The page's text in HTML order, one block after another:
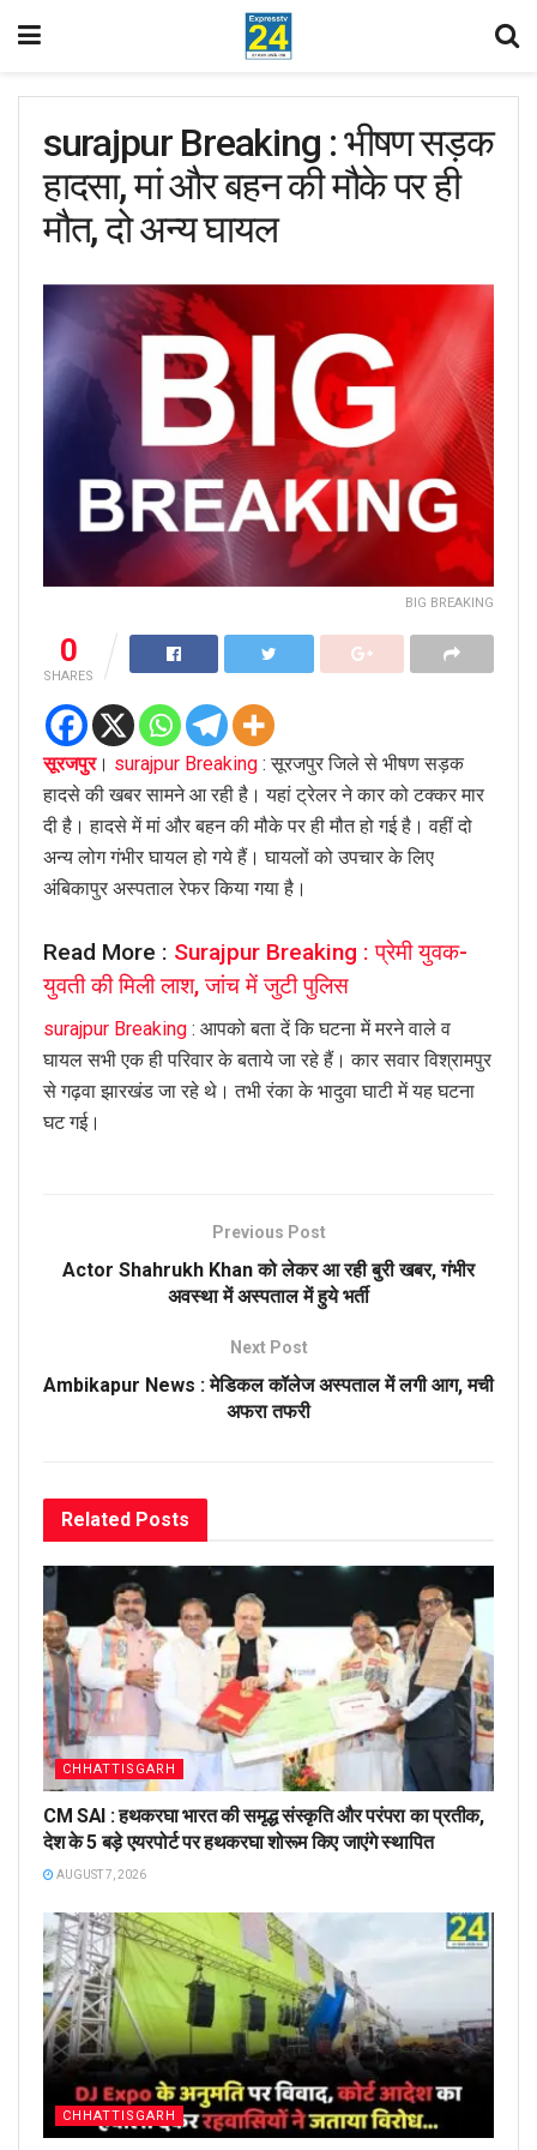
surajpur Breaking : भीषण सड़क
हादसा, मां और बहन की मौके पर ही
मौत, दो अन्य घायल
BIG BREAKING
0
SHARES
सूरजपुर। surajpur Breaking : सूरजपुर जिले से भीषण सड़क
हादसे की खबर सामने आ रही है। यहां ट्रेलर ने कार को टक्कर मार
दी है। हादसे में मां और बहन की मौके पर ही मौत हो गई है। वहीं दो
अन्य लोग गंभीर घायल हो गये हैं। घायलों को उपचार के लिए
अंबिकापुर अस्पताल रेफर किया गया है।
Read More : Surajpur Breaking : प्रेमी युवक-
युवती की मिली लाश, जांच में जुटी पुलिस
surajpur Breaking : आपको बता दें कि घटना में मरने वाले व
घायल सभी एक ही परिवार के बताये जा रहे हैं। कार सवार विश्रामपुर
से गढ़वा झारखंड जा रहे थे। तभी रंका के भादुवा घाटी में यह घटना
घट गई।
Previous Post
Actor Shahrukh Khan को लेकर आ रही बुरी खबर, गंभीर
अवस्था में अस्पताल में हुये भर्ती
Next Post
Ambikapur News : मेडिकल कॉलेज अस्पताल में लगी आग, मची
अफरा तफरी
Related Posts
CHHATTISGARH
CM SAI : हथकरघा भारत की समृद्ध संस्कृति और परंपरा का प्रतीक,
देश के 5 बड़े एयरपोर्ट पर हथकरघा शोरूम किए जाएंगे स्थापित
AUGUST 7, 2026
CHHATTISGARH